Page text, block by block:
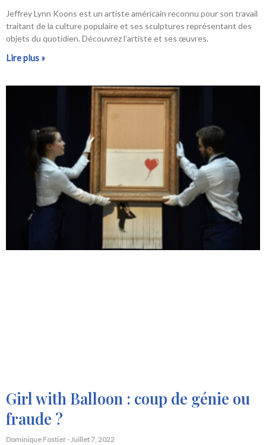
Jeffrey Lynn Koons est un artiste américain reconnu pour son travail
traitant de la culture populaire et ses sculptures représentant des
objets du quotidien. Découvrez l’artiste et ses œuvres.
Lire plus »
Girl with Balloon : coup de génie ou
fraude ?
Dominique Fostier Juillet 7, 2022